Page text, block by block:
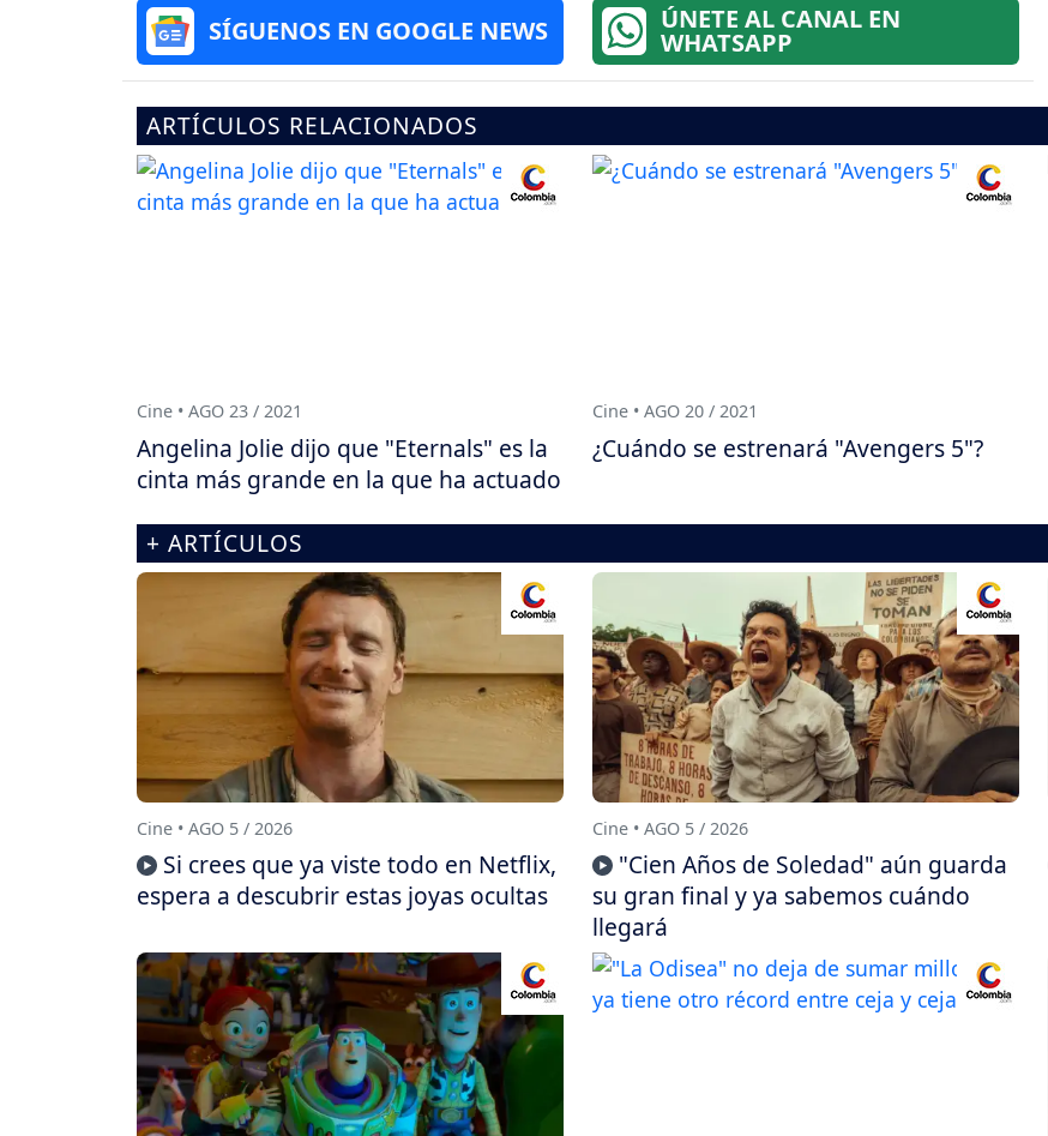
SÍGUENOS EN GOOGLE NEWS ÚNETE AL CANAL EN
WHATSAPP
ARTÍCULOS RELACIONADOS
Cine • AGO 23 / 2021
Angelina Jolie dijo que "Eternals" es la
cinta más grande en la que ha actuado
Cine • AGO 20 / 2021
¿Cuándo se estrenará "Avengers 5"?
+ ARTÍCULOS
Cine • AGO 5 / 2026
Si crees que ya viste todo en Netflix,
espera a descubrir estas joyas ocultas
Cine • AGO 5 / 2026
"Cien Años de Soledad" aún guarda
su gran final y ya sabemos cuándo
llegará